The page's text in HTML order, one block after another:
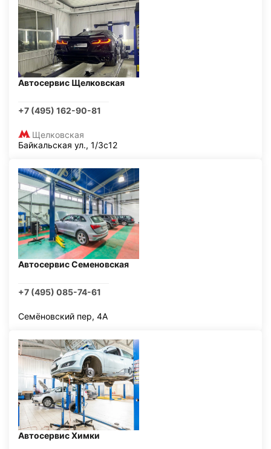
Автосервис Щелковская
+7 (495) 162-90-81
Щелковская
Байкальская ул., 1/3с12
Автосервис Семеновская
+7 (495) 085-74-61
Семёновский пер, 4А
Автосервис Химки